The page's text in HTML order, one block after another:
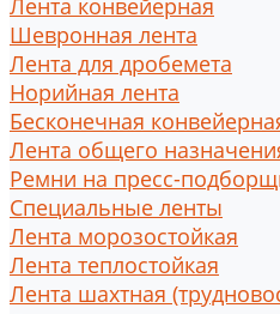
Лента конвейерная
Шевронная лента
Лента для дробемета
Норийная лента
Бесконечная
Лента общего
Ремни на пресс-
Специальные ленты
Лента морозостойкая
Лента теплостойкая
Лента шахтная